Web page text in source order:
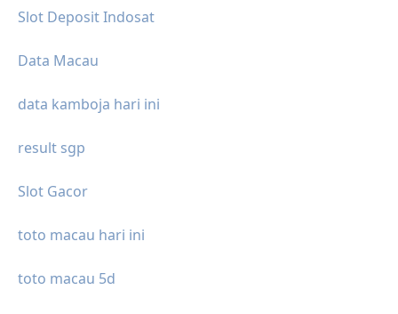
Slot Deposit Indosat
Data Macau
data kamboja hari ini
result sgp
Slot Gacor
toto macau hari ini
toto macau 5d